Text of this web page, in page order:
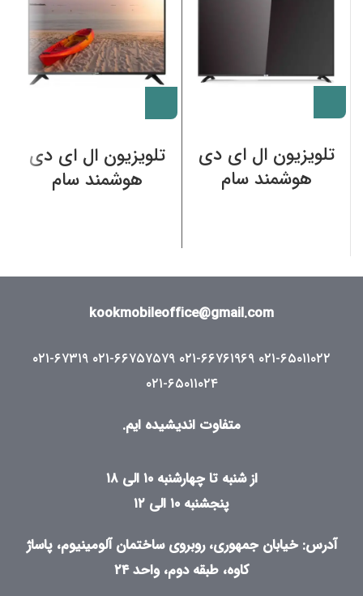
تلویزیون ال ای دی
هوشمند سام
تلویزیون ال ای دی
هوشمند سام
kookmobileoffice@gmail.com
۰۲۱-۶۷۳۱۹ ۰۲۱-۶۶۷۵۷۵۷۹ ۰۲۱-۶۶۷۶۱۹۶۹ ۰۲۱-۶۵۰۱۱۰۲۲
۰۲۱-۶۵۰۱۱۰۲۴
متفاوت اندیشیده ایم.
از شنبه تا چهارشنبه ۱۰ الی ۱۸
پنجشنبه ۱۰ الی ۱۲
آدرس: خیابان جمهوری، روبروی ساختمان آلومینیوم، پاساژ
کاوه، طبقه دوم، واحد ۲۴